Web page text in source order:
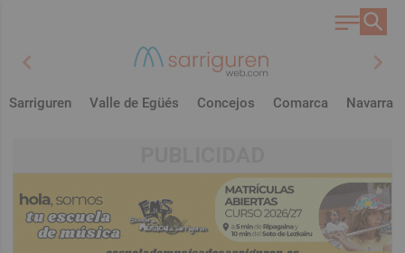
chevron_left chevron_right
Sarriguren Valle de Egüés Concejos Comarca Navarra